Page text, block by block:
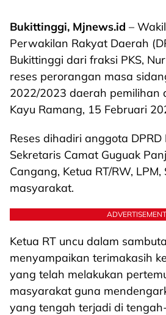
Bukittinggi, Mjnews.id –
Perwakilan Rakyat Daerah
Bukittinggi dari fraksi PKS,
reses perorangan masa
2022/2023 daerah pemilihan
Kayu Ramang, 15 Februari
Reses dihadiri anggota DPRD
Sekretaris Camat Guguak
Cangang, Ketua RT/RW,
masyarakat.
ADVERTISEMENT
Ketua RT uncu dalam
menyampaikan terimakasih
yang telah melakukan
masyarakat guna
yang tengah terjadi di